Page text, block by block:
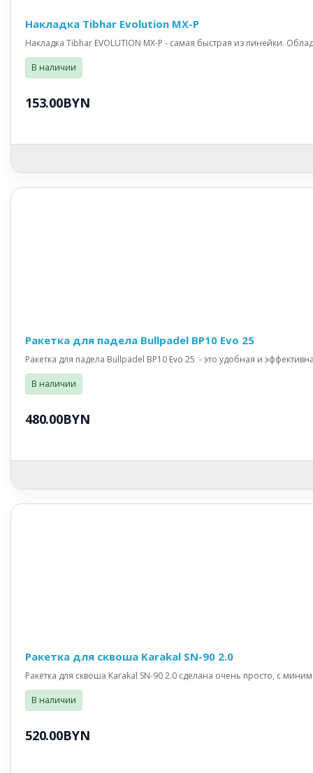
Накладка Tibhar Evolution MX-P
Накладка Tibhar EVOLUTION MX-P - самая быстрая из линейки.
В наличии
153.00BYN
Ракетка для падела Bullpadel BP10 Evo 25
Ракетка для падела Bullpadel BP10 Evo 25 - это удобная и
В наличии
480.00BYN
Ракетка для сквоша Karakal SN-90 2.0
Ракетка для сквоша Karakal SN-90 2.0 сделана очень просто, с
В наличии
520.00BYN